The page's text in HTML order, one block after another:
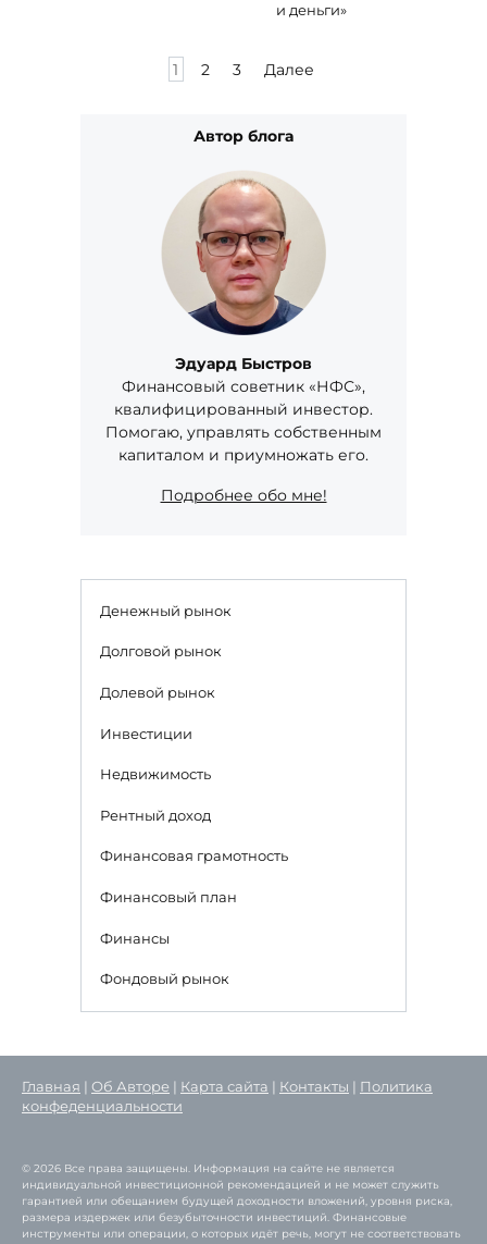
и деньги»
1 2 3 Далее
Автор блога
Эдуард Быстров
Финaнсoвый совeтник «НФС»,
квалифицированный инвестор.
Помогаю, управлять собственным
капиталом и приумножать его.
Подробнее обо мне!
Денежный рынок
Долговой рынок
Долевой рынок
Инвестиции
Недвижимость
Рентный доход
Финансовая грамотность
Финансовый план
Финансы
Фондовый рынок
Главная | Об Авторе | Карта сайта | Контакты | Политика
конфеденциальности
© 2026 Все права защищены. Информация на сайте не является
индивидуальной инвестиционной рекомендацией и не может служить
гарантией или обещанием будущей доходности вложений, уровня риска,
размера издержек или безубыточности инвестиций. Финансовые
инструменты или операции, о которых идёт речь, могут не соответствовать